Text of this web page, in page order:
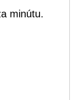
minútu.